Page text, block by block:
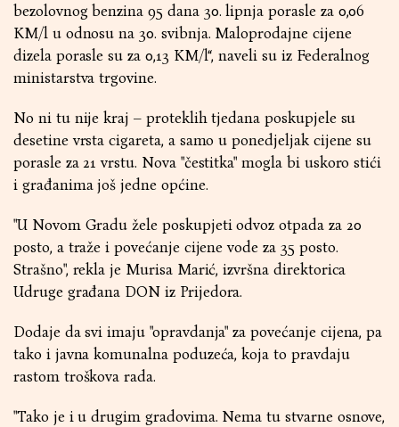
bezolovnog benzina 95 dana 30. lipnja porasle za 0,06
KM/l u odnosu na 30. svibnja. Maloprodajne cijene
dizela porasle su za 0,13 KM/l“, naveli su iz Federalnog
ministarstva trgovine.
No ni tu nije kraj – proteklih tjedana poskupjele su
desetine vrsta cigareta, a samo u ponedjeljak cijene su
porasle za 21 vrstu. Nova "čestitka" mogla bi uskoro stići
i građanima još jedne općine.
"U Novom Gradu žele poskupjeti odvoz otpada za 20
posto, a traže i povećanje cijene vode za 35 posto.
Strašno", rekla je Murisa Marić, izvršna direktorica
Udruge građana DON iz Prijedora.
Dodaje da svi imaju "opravdanja" za povećanje cijena, pa
tako i javna komunalna poduzeća, koja to pravdaju
rastom troškova rada.
"Tako je i u drugim gradovima. Nema tu stvarne osnove,